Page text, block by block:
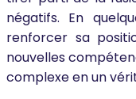
négatifs. En
renforcer sa
nouvelles
complexe en un